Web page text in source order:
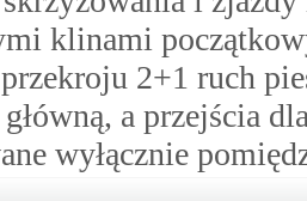
klinami
2+1 ruch
a przejścia
wyłącznie